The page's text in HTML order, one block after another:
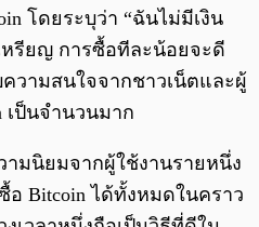
โดยระบุว่า “ฉันไม่มีเงิน
หรียญ การซื้อทีละน้อยจะดี
วามสนใจจากชาวเน็ตและผู้
เป็นจำนวนมาก
มนิยมจากผู้ใช้งานรายหนึ่ง
Bitcoin ได้ทั้งหมดในคราว